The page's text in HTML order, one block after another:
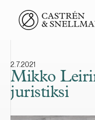
Front page
2.7.2021
Mikko
juristiksi